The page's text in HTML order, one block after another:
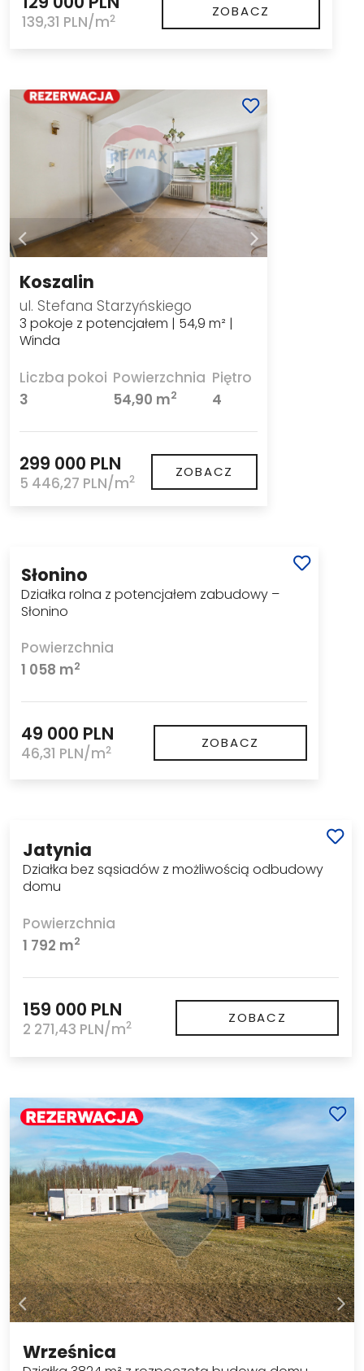
139,31 PLN/m2 ZOBACZ
Koszalin
ul. Stefana Starzyńskiego
3 pokoje z potencjałem | 54,9 m² |
Winda
Liczba pokoi
3
Powierzchnia
54,90 m2
Piętro
4
299 000 PLN
5 446,27 PLN/m2 ZOBACZ
Słonino
Działka rolna z potencjałem zabudowy –
Słonino
Powierzchnia
1 058 m2
49 000 PLN
46,31 PLN/m2 ZOBACZ
Jatynia
Działka bez sąsiadów z możliwością odbudowy
domu
Powierzchnia
1 792 m2
159 000 PLN
2 271,43 PLN/m2 ZOBACZ
Wrześnica